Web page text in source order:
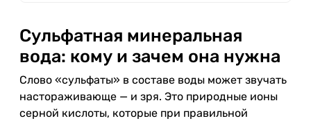
Сульфатная минеральная
вода: кому и зачем она нужна
Слово «сульфаты» в составе воды может звучать
настораживающе — и зря. Это природные ионы
серной кислоты, которые при правильной